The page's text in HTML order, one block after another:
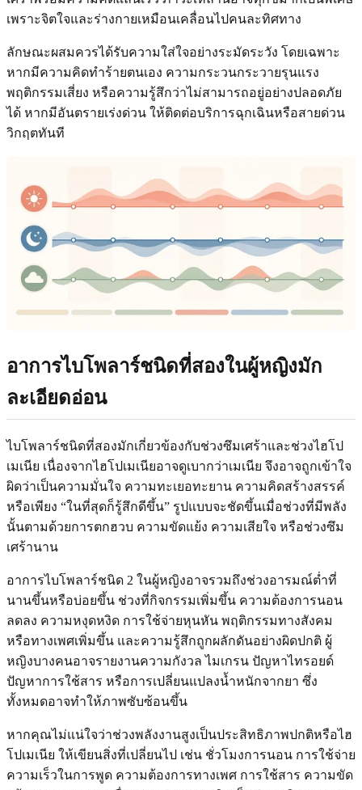
เพราะจิตใจและร่างกายเหมือนเคลื่อนไปคนละทิศทาง
ลักษณะผสมควรได้รับความใส่ใจอย่างระมัดระวัง โดยเฉพาะ
หากมีความคิดทำร้ายตนเอง ความกระวนกระวายรุนแรง
พฤติกรรมเสี่ยง หรือความรู้สึกว่าไม่สามารถอยู่อย่างปลอดภัย
ได้ หากมีอันตรายเร่งด่วน ให้ติดต่อบริการฉุกเฉินหรือสายด่วน
วิกฤตทันที
อาการไบโพลาร์ชนิดที่สองในผู้หญิงมัก
ละเอียดอ่อน
ไบโพลาร์ชนิดที่สองมักเกี่ยวข้องกับช่วงซึมเศร้าและช่วงไฮโป
เมเนีย เนื่องจากไฮโปเมเนียอาจดูเบากว่าเมเนีย จึงอาจถูกเข้าใจ
ผิดว่าเป็นความมั่นใจ ความทะเยอทะยาน ความคิดสร้างสรรค์
หรือเพียง “ในที่สุดก็รู้สึกดีขึ้น” รูปแบบจะชัดขึ้นเมื่อช่วงที่มีพลัง
นั้นตามด้วยการตกฮวบ ความขัดแย้ง ความเสียใจ หรือช่วงซึม
เศร้านาน
อาการไบโพลาร์ชนิด 2 ในผู้หญิงอาจรวมถึงช่วงอารมณ์ต่ำที่
นานขึ้นหรือบ่อยขึ้น ช่วงที่กิจกรรมเพิ่มขึ้น ความต้องการนอน
ลดลง ความหงุดหงิด การใช้จ่ายหุนหัน พฤติกรรมทางสังคม
หรือทางเพศเพิ่มขึ้น และความรู้สึกถูกผลักดันอย่างผิดปกติ ผู้
หญิงบางคนอาจรายงานความกังวล ไมเกรน ปัญหาไทรอยด์
ปัญหาการใช้สาร หรือการเปลี่ยนแปลงน้ำหนักจากยา ซึ่ง
ทั้งหมดอาจทำให้ภาพซับซ้อนขึ้น
หากคุณไม่แน่ใจว่าช่วงพลังงานสูงเป็นประสิทธิภาพปกติหรือไฮ
โปเมเนีย ให้เขียนสิ่งที่เปลี่ยนไป เช่น ชั่วโมงการนอน การใช้จ่าย
ความเร็วในการพูด ความต้องการทางเพศ การใช้สาร ความขัด